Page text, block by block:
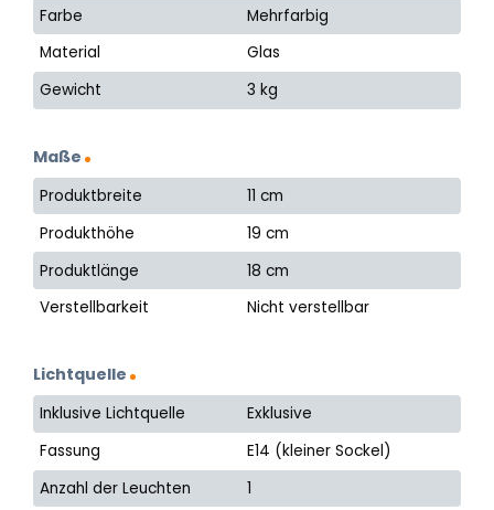
Farbe
Mehrfarbig
Material
Glas
Gewicht
3 kg
Maße
Produktbreite
11 cm
Produkthöhe
19 cm
Produktlänge
18 cm
Verstellbarkeit
Nicht verstellbar
Lichtquelle
Inklusive Lichtquelle
Exklusive
Fassung
E14 (kleiner Sockel)
Anzahl der Leuchten
1